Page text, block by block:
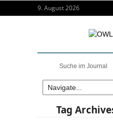
9. August 2026
Tag